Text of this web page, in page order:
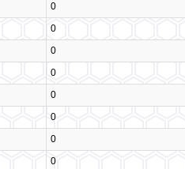
0
0
0
0
0
0
0
0